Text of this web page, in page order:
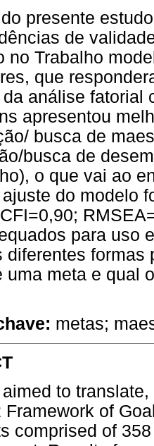
presente
de
no Trabalho
que
análise fatorial
apresentou
busca de
busca de
o que vai ao
do modelo
para uso
diferentes
uma meta e qual
metas;
to
Framework of
comprised of